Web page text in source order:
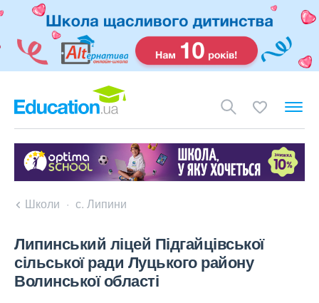
Школи с. Липини
Липинський ліцей Підгайцівської
сільської ради Луцького району
Волинської області